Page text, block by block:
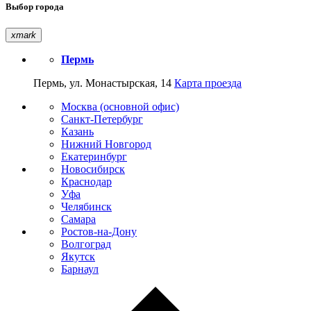
Выбор города
xmark
Пермь
Пермь, ул. Монастырская, 14 Карта проезда
Москва (основной офис)
Санкт-Петербург
Казань
Нижний Новгород
Екатеринбург
Новосибирск
Краснодар
Уфа
Челябинск
Самара
Ростов-на-Дону
Волгоград
Якутск
Барнаул